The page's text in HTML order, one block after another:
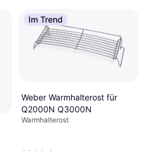
Im Trend
Weber Warmhalterost für
Q2000N Q3000N
Warmhalterost